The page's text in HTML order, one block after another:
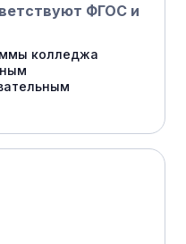
ФГОС и
колледжа